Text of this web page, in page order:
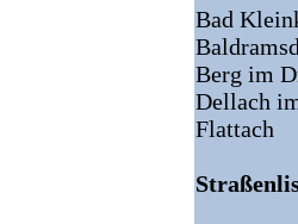
Bad
Berg im
Dellach
Flattach